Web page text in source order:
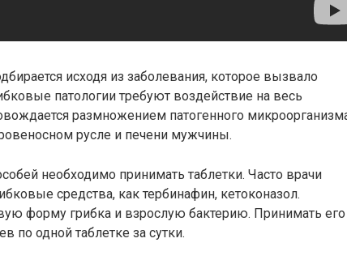
исходя из заболевания, которое вызвало
патологии требуют воздействие на весь
размножением патогенного
русле и печени мужчины.
необходимо принимать таблетки. Часто врачи
средства, как тербинафин, кетоконазол.
форму грибка и взрослую бактерию. Принимать его
по одной таблетке за сутки.